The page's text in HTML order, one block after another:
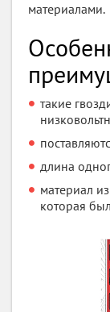
материалами.
такие
длина
материал
которая